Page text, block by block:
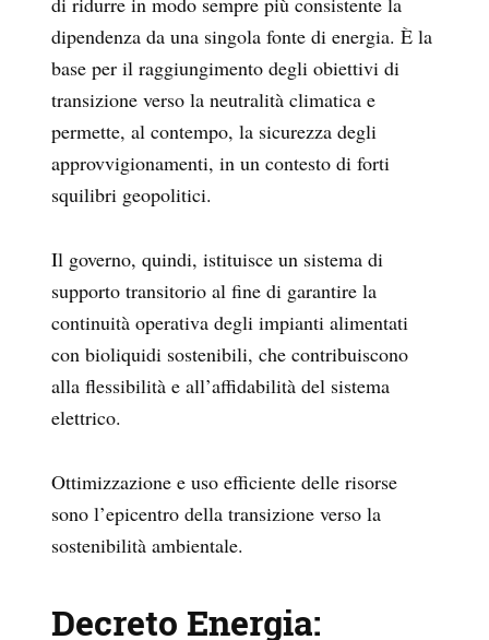
dipendenza da una singola fonte di energia. È la
base per il raggiungimento degli obiettivi di
transizione verso la neutralità climatica e
permette, al contempo, la sicurezza degli
approvvigionamenti, in un contesto di forti
squilibri geopolitici.
Il governo, quindi, istituisce un sistema di
supporto transitorio al fine di garantire la
continuità operativa degli impianti alimentati
con bioliquidi sostenibili, che contribuiscono
alla flessibilità e all’affidabilità del sistema
elettrico.
Ottimizzazione e uso efficiente delle risorse
sono l’epicentro della transizione verso la
sostenibilità ambientale.
Decreto Energia: